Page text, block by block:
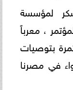
لمؤسسة
، معرباً
بتوصيات
في مصرنا